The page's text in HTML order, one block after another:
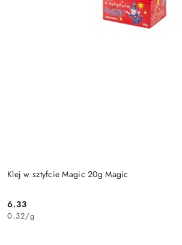
Klej w sztyfcie Magic 20g Magic
Cena:
6.33
0.32/g